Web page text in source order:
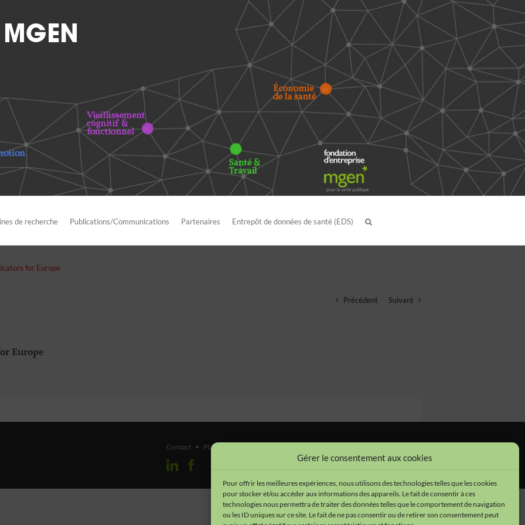
Gérer le consentement aux cookies
Pour offrir les meilleures expériences, nous utilisons des technologies telles que les cookies
pour stocker et/ou accéder aux informations des appareils. Le fait de consentir à ces
technologies nous permettra de traiter des données telles que le comportement de navigation
ou les ID uniques sur ce site. Le fait de ne pas consentir ou de retirer son consentement peut
de recherche Publications/Communications Partenaires Entrepôt de données de santé (EDS)
for Europe
Précédent Suivant
Europe
Contact • Plan du site